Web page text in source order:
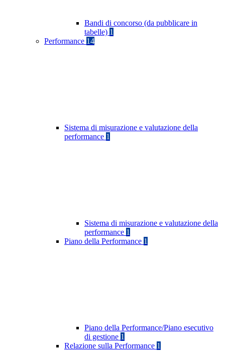
Bandi di concorso (da pubblicare in
tabelle) 1
Performance 14
Sistema di misurazione e valutazione della
performance 1
Sistema di misurazione e valutazione della
performance 1
Piano della Performance 1
Piano della Performance/Piano esecutivo
di gestione 1
Relazione sulla Performance 1